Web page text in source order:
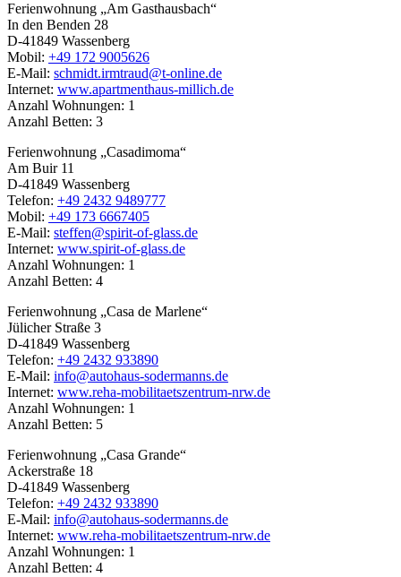
Ferienwohnung „Am Gasthausbach“
In den Benden 28
D-41849 Wassenberg
Mobil: +49 172 9005626
E-Mail: schmidt.irmtraud@t-online.de
Internet: www.apartmenthaus-millich.de
Anzahl Wohnungen: 1
Anzahl Betten: 3
Ferienwohnung „Casadimoma“
Am Buir 11
D-41849 Wassenberg
Telefon: +49 2432 9489777
Mobil: +49 173 6667405
E-Mail: steffen@spirit-of-glass.de
Internet: www.spirit-of-glass.de
Anzahl Wohnungen: 1
Anzahl Betten: 4
Ferienwohnung „Casa de Marlene“
Jülicher Straße 3
D-41849 Wassenberg
Telefon: +49 2432 933890
E-Mail: info@autohaus-sodermanns.de
Internet: www.reha-mobilitaetszentrum-nrw.de
Anzahl Wohnungen: 1
Anzahl Betten: 5
Ferienwohnung „Casa Grande“
Ackerstraße 18
D-41849 Wassenberg
Telefon: +49 2432 933890
E-Mail: info@autohaus-sodermanns.de
Internet: www.reha-mobilitaetszentrum-nrw.de
Anzahl Wohnungen: 1
Anzahl Betten: 4